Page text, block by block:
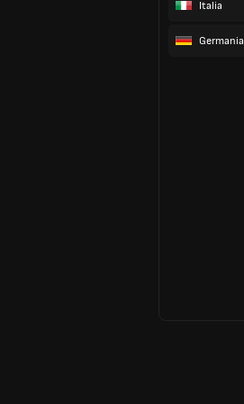
Italia
Germania